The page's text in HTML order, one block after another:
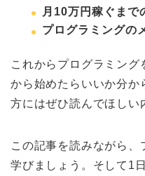
月10万円稼ぐまで
プログラミングの
これからプログラミン
から始めたらいいか分か
方にはぜひ読んでほしい
この記事を読みながら、
学びましょう。そして1